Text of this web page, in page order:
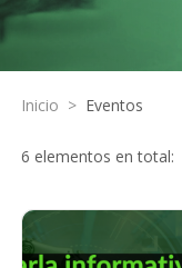
Inicio > Eventos
6 elementos en total: